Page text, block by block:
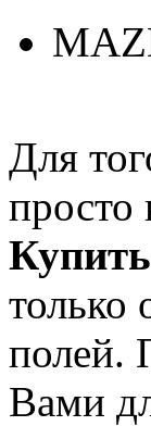
Для
просто
Купить
только
полей.
Вами